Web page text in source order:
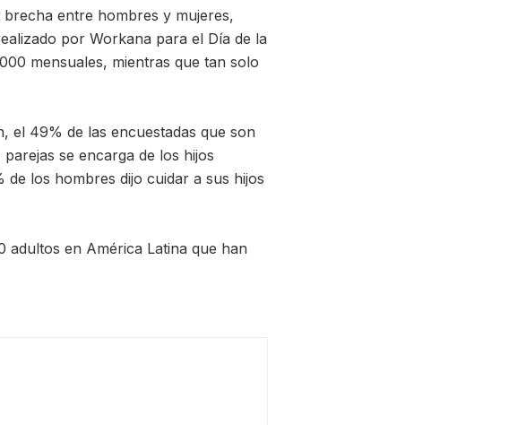
entre hombres y mujeres,
por Workana para el Día de la
mensuales, mientras que tan solo
el 49% de las encuestadas que son
se encarga de los hijos
los hombres dijo cuidar a sus hijos
adultos en América Latina que han